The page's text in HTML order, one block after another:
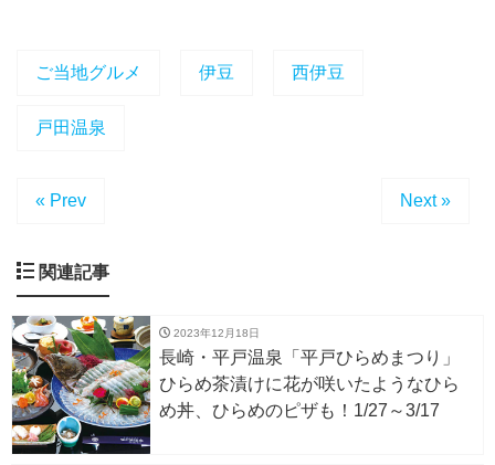
ご当地グルメ 伊豆 西伊豆
戸田温泉
« Prev Next »
関連記事
2023年12月18日
長崎・平戸温泉「平戸ひらめまつり」
ひらめ茶漬けに花が咲いたようなひら
め丼、ひらめのピザも！1/27～3/17